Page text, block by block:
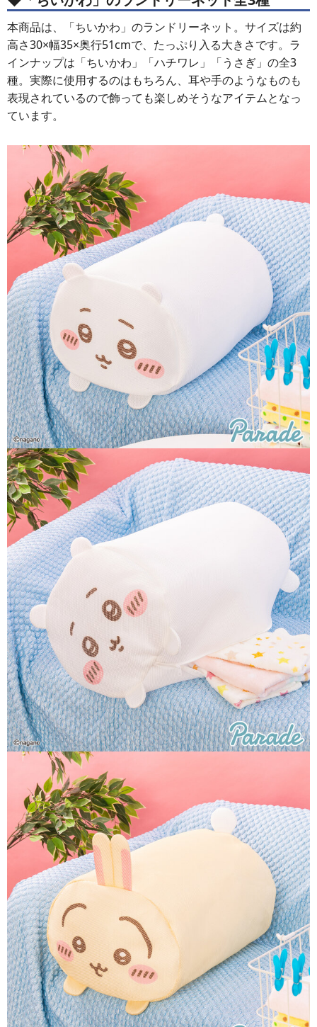
本商品は、「ちいかわ」のランドリーネット。サイズは約
高さ30×幅35×奥行51cmで、たっぷり入る大きさです。ラ
インナップは「ちいかわ」「ハチワレ」「うさぎ」の全3
種。実際に使用するのはもちろん、耳や手のようなものも
表現されているので飾っても楽しめそうなアイテムとなっ
ています。